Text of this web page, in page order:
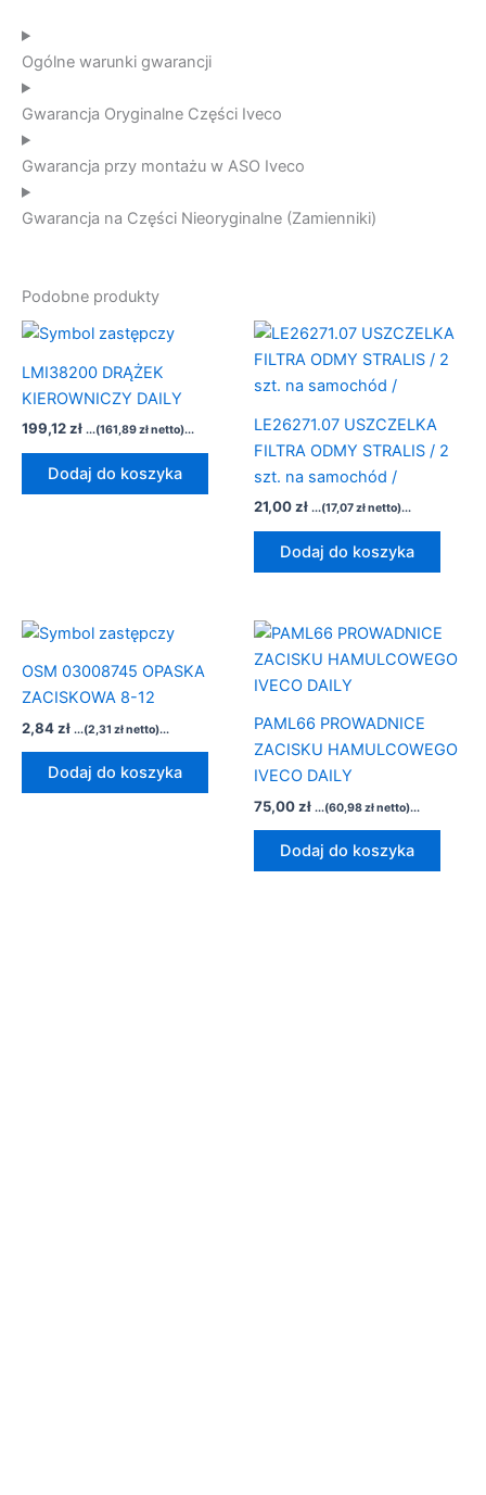
Ogólne warunki gwarancji
Gwarancja Oryginalne Części Iveco
Gwarancja przy montażu w ASO Iveco
Gwarancja na Części Nieoryginalne (Zamienniki)
Podobne produkty
LMI38200 DRĄŻEK
KIEROWNICZY DAILY
199,12zł ...(161,89złnetto)...
Dodaj do koszyka
LE26271.07 USZCZELKA
FILTRA ODMY STRALIS / 2
szt. na samochód /
21,00zł ...(17,07złnetto)...
Dodaj do koszyka
OSM 03008745 OPASKA
ZACISKOWA 8-12
2,84zł ...(2,31 złnetto)...
Dodaj do koszyka
PAML66 PROWADNICE
ZACISKU HAMULCOWEGO
IVECO DAILY
75,00zł ...(60,98złnetto)...
Dodaj do koszyka